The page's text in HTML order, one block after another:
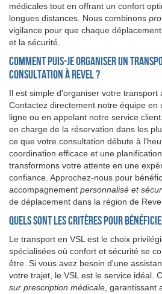
médicales tout en offrant un confort
longues distances. Nous combinons
vigilance pour que chaque
et la sécurité.
Comment puis-je organiser un
consultation à Revel ?
Il est simple d'organiser votre transport
Contactez directement notre équipe en
ligne ou en appelant notre service
en charge de la réservation dans les
ce que votre consultation débute à
coordination efficace et une
transformons votre attente en une
confiance. Approchez-nous pour
accompagnement personnalisé et
de déplacement dans la région de
Quels sont les critères pour
Le transport en VSL est le choix
spécialisées où confort et sécurité se
être. Si vous avez besoin d'une
votre trajet, le VSL est le service idéal.
sur prescription médicale ,